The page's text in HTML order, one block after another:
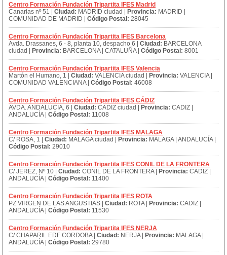
Centro Formación Fundación Tripartita IFES Madrid
Canarias nº 51 | Ciudad: MADRID ciudad | Provincia: MADRID |
COMUNIDAD DE MADRID | Código Postal: 28045
Centro Formación Fundación Tripartita IFES Barcelona
Avda. Drassanes, 6 - 8, planta 10, despacho 6 | Ciudad: BARCELONA
ciudad |
Provincia: BARCELONA | CATALUÑA | Código Postal: 8001
Centro Formación Fundación Tripartita IFES Valencia
Martón el Humano, 1 | Ciudad: VALENCIA ciudad | Provincia: VALENCIA |
COMUNIDAD VALENCIANA | Código Postal: 46008
Centro Formación Fundación Tripartita IFES CÁDIZ
AVDA. ANDALUCIA, 6 | Ciudad: CADIZ ciudad | Provincia: CADIZ |
ANDALUCÍA | Código Postal: 11008
Centro Formación Fundación Tripartita IFES MALAGA
C/ ROSA, 1 | Ciudad: MALAGA ciudad | Provincia: MALAGA | ANDALUCÍA |
Código Postal: 29010
Centro Formación Fundación Tripartita IFES CONIL DE LA FRONTERA
C/ JEREZ, Nº 10 | Ciudad: CONIL DE LA FRONTERA | Provincia: CADIZ |
ANDALUCÍA | Código Postal: 11400
Centro Formación Fundación Tripartita IFES ROTA
PZ VIRGEN DE LAS ANGUSTIAS | Ciudad: ROTA | Provincia: CADIZ |
ANDALUCÍA | Código Postal: 11530
Centro Formación Fundación Tripartita IFES NERJA
C/ CHAPARIL EDF CORDOBA | Ciudad: NERJA | Provincia: MALAGA |
ANDALUCÍA | Código Postal: 29780